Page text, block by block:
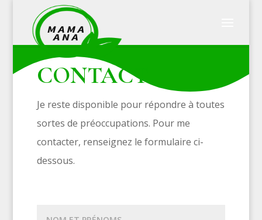
CONTACT
Je reste disponible pour répondre à toutes
sortes de préoccupations. Pour me
contacter, renseignez le formulaire ci-
dessous.